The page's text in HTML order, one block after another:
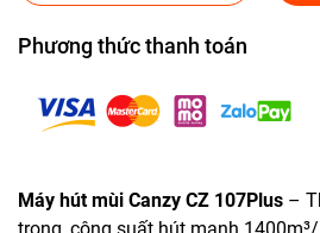
Phương thức thanh toán
Máy hút mùi Canzy CZ 107Plus –